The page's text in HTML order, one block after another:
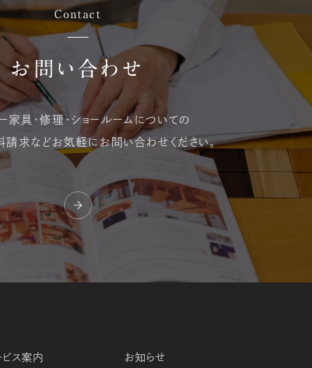
Contact
お問い合わせ
家具・修理・ ショールームについての
請求などお気軽にお問い合わせください。
ビス案内 お知らせ